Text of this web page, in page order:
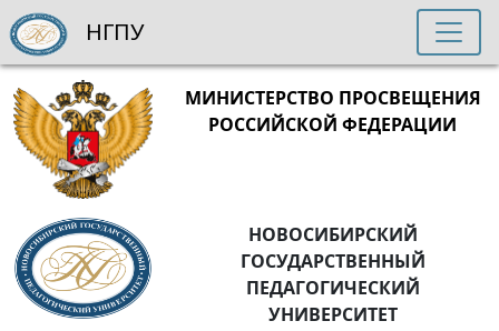
МИНИСТЕРСТВО ПРОСВЕЩЕНИЯ
РОССИЙСКОЙ ФЕДЕРАЦИИ
НОВОСИБИРСКИЙ
ГОСУДАРСТВЕННЫЙ
ПЕДАГОГИЧЕСКИЙ
УНИВЕРСИТЕТ
НГПУ